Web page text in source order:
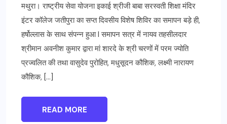
मथुरा। राष्ट्रीय सेवा योजना इकाई श्रीजी बाबा सरस्वती शिक्षा मंदिर
इंटर कॉलेज जतीपुरा का सप्त दिवसीय विशेष शिविर का समापन बड़े ही,
हर्षोल्लास के साथ संपन्न हुआ l समापन सत्र में नायव तहसीलदार
श्रीमान अवनीश कुमार द्वारा मां शारदे के श्री चरणों में परम ज्योति
प्रज्वलित की तथा वासुदेव पुरोहित, मधुसूदन कौशिक, लक्ष्मी नारायण
कौशिक, […]
READ MORE